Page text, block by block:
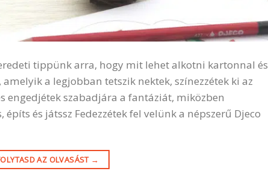
tippünk arra, hogy mit lehet alkotni kartonnal és
a legjobban tetszik nektek, színezzétek ki az
engedjétek szabadjára a fantáziát, miközben
és játssz Fedezzétek fel velünk a népszerű Djeco
AZ OLVASÁST →